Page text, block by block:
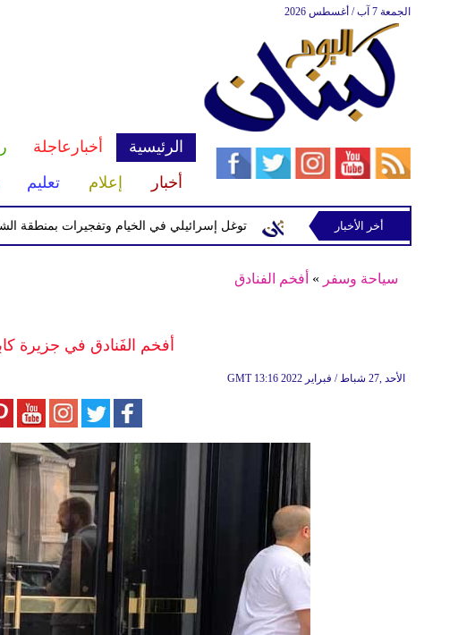
الجمعة 7 آب / أغسطس 2026
الرئيسية أخبارعاجلة
أخبار
إعلام تعليم
توغل إسرائيلي في الخيام وتفجيرات بمنطقة الشاليهات في رب ثلاثين
أخر الأخبار
سياحة وسفر » أفخم الفنادق
أفخم الفَنادق في جزيرة
GMT 13:16 2022 الأحد ,27 شباط / فبراير